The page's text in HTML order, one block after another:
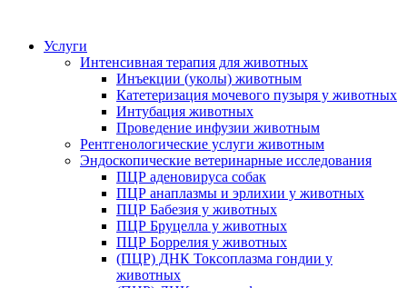
Услуги
Интенсивная терапия для животных
Инъекции (уколы) животным
Катетеризация мочевого пузыря у животных
Интубация животных
Проведение инфузии животным
Рентгенологические услуги животным
Эндоскопические ветеринарные исследования
ПЦР аденовируса собак
ПЦР анаплазмы и эрлихии у животных
ПЦР Бабезия у животных
ПЦР Бруцелла у животных
ПЦР Боррелия у животных
(ПЦР) ДНК Токсоплазма гондии у
животных